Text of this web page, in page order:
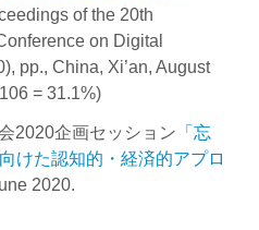
of the 20th
on Digital
pp., China, Xi’an, August
= 31.1%)
2020企画セッション 「忘
けた認知的・経済的アプロ
2020.